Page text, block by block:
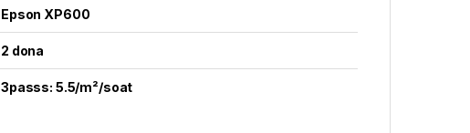
Epson XP600
2 dona
3passs: 5.5/m²/soat